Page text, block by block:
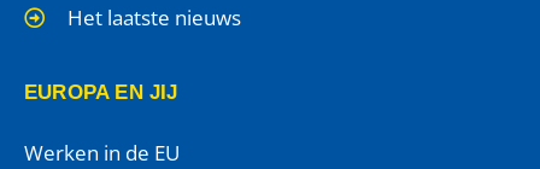
Het laatste nieuws
EUROPA EN JIJ
Werken in de EU